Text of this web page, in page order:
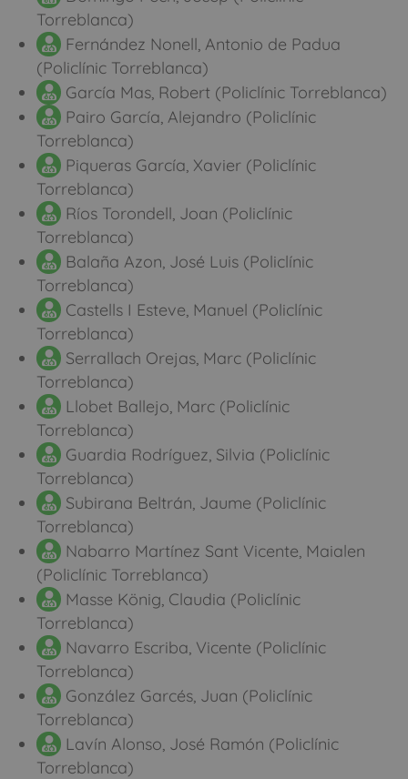
Torreblanca)
Fernández Nonell, Antonio de Padua
(Policlínic Torreblanca)
García Mas, Robert (Policlínic Torreblanca)
Pairo García, Alejandro (Policlínic
Torreblanca)
Piqueras García, Xavier (Policlínic
Torreblanca)
Ríos Torondell, Joan (Policlínic
Torreblanca)
Balaña Azon, José Luis (Policlínic
Torreblanca)
Castells I Esteve, Manuel (Policlínic
Torreblanca)
Serrallach Orejas, Marc (Policlínic
Torreblanca)
Llobet Ballejo, Marc (Policlínic
Torreblanca)
Guardia Rodríguez, Silvia (Policlínic
Torreblanca)
Subirana Beltrán, Jaume (Policlínic
Torreblanca)
Nabarro Martínez Sant Vicente, Maialen
(Policlínic Torreblanca)
Masse König, Claudia (Policlínic
Torreblanca)
Navarro Escriba, Vicente (Policlínic
Torreblanca)
González Garcés, Juan (Policlínic
Torreblanca)
Lavín Alonso, José Ramón (Policlínic
Torreblanca)